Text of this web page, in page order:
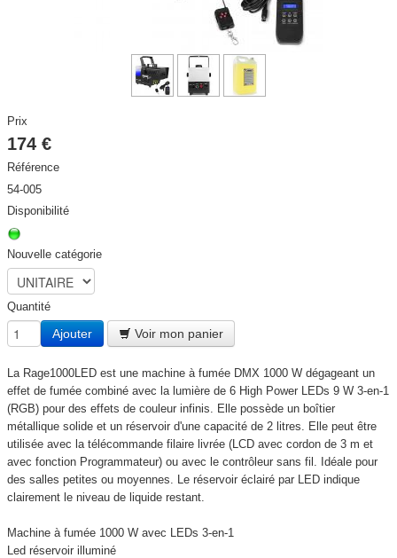
HAUT PARLEURS, CÂBLES ET ACCESSOIRES ▼
Prix
174 €
Référence
54-005
Disponibilité
Nouvelle catégorie
Quantité
Ajouter Voir mon panier
La Rage1000LED est une machine à fumée DMX 1000 W dégageant un
effet de fumée combiné avec la lumière de 6 High Power LEDs 9 W 3-en-1
(RGB) pour des effets de couleur infinis. Elle possède un boîtier
métallique solide et un réservoir d'une capacité de 2 litres. Elle peut être
utilisée avec la télécommande filaire livrée (LCD avec cordon de 3 m et
avec fonction Programmateur) ou avec le contrôleur sans fil. Idéale pour
des salles petites ou moyennes. Le réservoir éclairé par LED indique
clairement le niveau de liquide restant.
Machine à fumée 1000 W avec LEDs 3-en-1
Led réservoir illuminé